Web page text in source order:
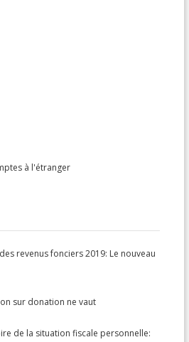
à l'étranger
revenus fonciers 2019: Le nouveau
sur donation ne vaut
de la situation fiscale personnelle: